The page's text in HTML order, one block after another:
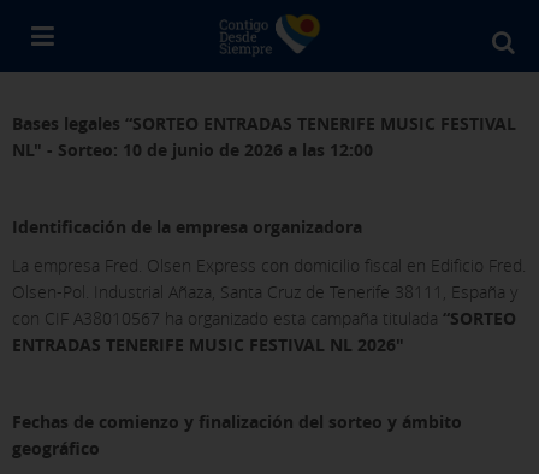
Bases legales “SORTEO ENTRADAS TENERIFE MUSIC FESTIVAL
NL" - Sorteo: 10 de junio de 2026 a las 12:00
Identificación de la empresa organizadora
La empresa Fred. Olsen Express con domicilio fiscal en Edificio Fred.
Olsen-Pol. Industrial Añaza, Santa Cruz de Tenerife 38111, España y
con CIF A38010567 ha organizado esta campaña titulada “SORTEO
ENTRADAS TENERIFE MUSIC FESTIVAL NL 2026"
Fechas de comienzo y finalización del sorteo y ámbito
geográfico